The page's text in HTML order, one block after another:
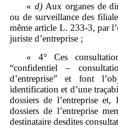
« d) Aux organes de
ou de surveillance des
même article L. 233‑3, par
juriste d’entreprise ;
« 4° Ces
“confidentiel –
d’entreprise” et font
identification et d’une
dossiers de l’entreprise et,
dossiers de l’entreprise
destinataire desdites